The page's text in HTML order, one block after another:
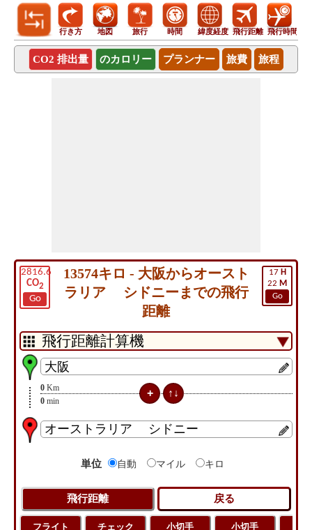
行き方 地図 旅行 時間 緯度経度 飛行距離 飛行時間
CO2 排出量 のカロリー プランナー 旅費 旅程
2816.6
CO2
Go
17 H
22 M
Go
13574キロ - 大阪からオースト
ラリア シドニーまでの飛行
距離
0 Km
0 min
単位 自動 マイル キロ
フライト
チェック
小切手
小切手